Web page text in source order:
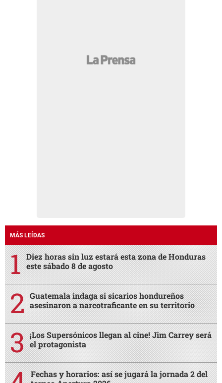
MÁS LEÍDAS
Diez horas sin luz estará esta zona de Honduras
este sábado 8 de agosto
Guatemala indaga si sicarios hondureños
asesinaron a narcotraficante en su territorio
¡Los Supersónicos llegan al cine! Jim Carrey será
el protagonista
Fechas y horarios: así se jugará la jornada 2 del